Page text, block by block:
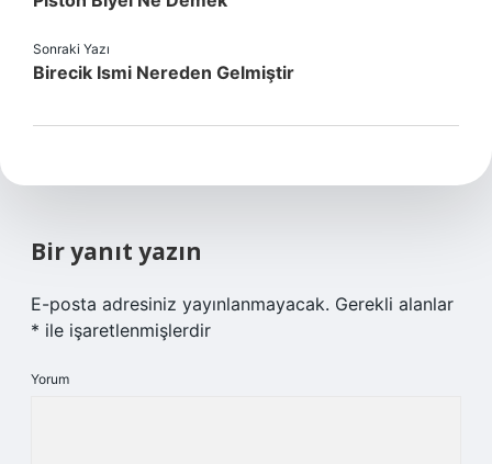
Sonraki Yazı
Birecik Ismi Nereden Gelmiştir
Bir yanıt yazın
E-posta adresiniz yayınlanmayacak. Gerekli alanlar
* ile işaretlenmişlerdir
Yorum